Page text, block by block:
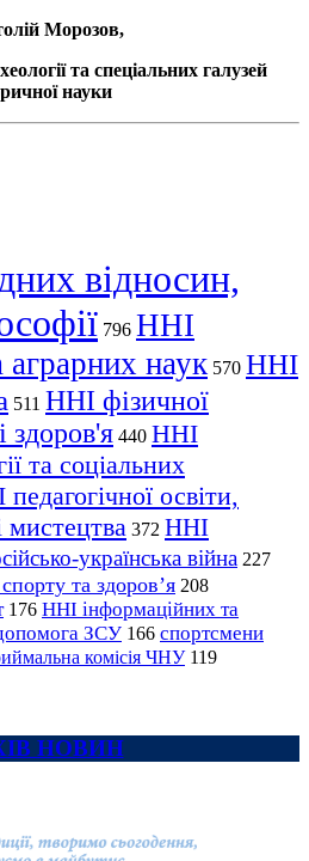
Морозов,
та спеціальних галузей
науки
відносин,
796 ННІ
наук 570 ННІ
511 ННІ фізичної
здоров'я 440 ННІ
та соціальних
освіти,
мистецтва 372 ННІ
українська війна 227
та здоров’я 208
176 ННІ інформаційних та
ЗСУ 166 спортсмени
комісія ЧНУ 119
НОВИН